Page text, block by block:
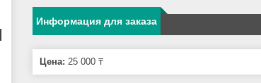
Информация для заказа
Цена: 25 000 ₸